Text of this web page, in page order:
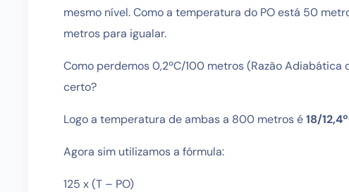
mesmo nível. Como a temperatura do PO está 50
metros para igualar.
Como perdemos 0,2ºC/100 metros (Razão Adiabática
certo?
Logo a temperatura de ambas a 800 metros é18/
Agora sim utilizamos a fórmula:
125 x (T – PO)